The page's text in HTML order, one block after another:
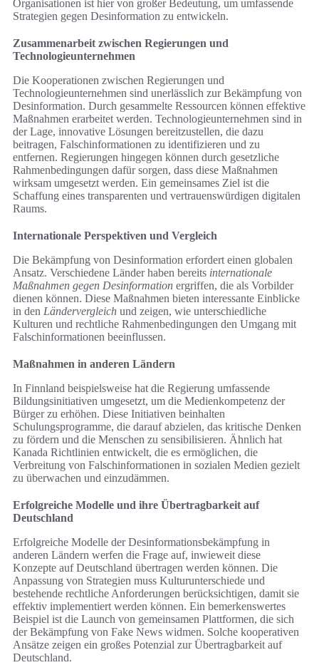
Organisationen ist hier von großer Bedeutung, um umfassende
Strategien gegen Desinformation zu entwickeln.
Zusammenarbeit zwischen Regierungen und
Technologieunternehmen
Die Kooperationen zwischen Regierungen und
Technologieunternehmen sind unerlässlich zur Bekämpfung von
Desinformation. Durch gesammelte Ressourcen können effektive
Maßnahmen erarbeitet werden. Technologieunternehmen sind in
der Lage, innovative Lösungen bereitzustellen, die dazu
beitragen, Falschinformationen zu identifizieren und zu
entfernen. Regierungen hingegen können durch gesetzliche
Rahmenbedingungen dafür sorgen, dass diese Maßnahmen
wirksam umgesetzt werden. Ein gemeinsames Ziel ist die
Schaffung eines transparenten und vertrauenswürdigen digitalen
Raums.
Internationale Perspektiven und Vergleich
Die Bekämpfung von Desinformation erfordert einen globalen
Ansatz. Verschiedene Länder haben bereits internationale
Maßnahmen gegen Desinformation ergriffen, die als Vorbilder
dienen können. Diese Maßnahmen bieten interessante Einblicke
in den Ländervergleich und zeigen, wie unterschiedliche
Kulturen und rechtliche Rahmenbedingungen den Umgang mit
Falschinformationen beeinflussen.
Maßnahmen in anderen Ländern
In Finnland beispielsweise hat die Regierung umfassende
Bildungsinitiativen umgesetzt, um die Medienkompetenz der
Bürger zu erhöhen. Diese Initiativen beinhalten
Schulungsprogramme, die darauf abzielen, das kritische Denken
zu fördern und die Menschen zu sensibilisieren. Ähnlich hat
Kanada Richtlinien entwickelt, die es ermöglichen, die
Verbreitung von Falschinformationen in sozialen Medien gezielt
zu überwachen und einzudämmen.
Erfolgreiche Modelle und ihre Übertragbarkeit auf
Deutschland
Erfolgreiche Modelle der Desinformationsbekämpfung in
anderen Ländern werfen die Frage auf, inwieweit diese
Konzepte auf Deutschland übertragen werden können. Die
Anpassung von Strategien muss Kulturunterschiede und
bestehende rechtliche Anforderungen berücksichtigen, damit sie
effektiv implementiert werden können. Ein bemerkenswertes
Beispiel ist die Launch von gemeinsamen Plattformen, die sich
der Bekämpfung von Fake News widmen. Solche kooperativen
Ansätze zeigen ein großes Potenzial zur Übertragbarkeit auf
Deutschland.